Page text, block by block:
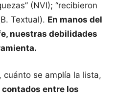
(NVI); “recibieron
Textual). En manos del
nuestras debilidades
cuánto se amplía la lista,
entre los